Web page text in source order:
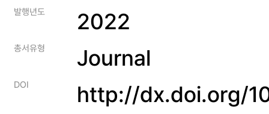
발행년도 2022
총서유형 Journal
DOI http://dx.doi.org/